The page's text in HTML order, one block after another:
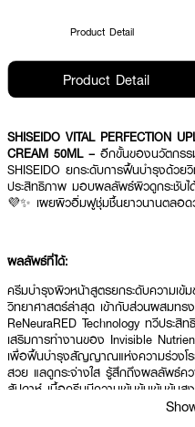
Product Detail
Product Detail
SHISEIDO VITAL PERFECTION
CREAM 50ML – อีกขั้นของนวัตกรร
SHISEIDO ยกระดับการฟื้นบำรุงด้ว
ประสิทธิภาพ มอบผลลัพธ์ผิวดูกระชับได้
💜✨ เผยผิวอิ่มฟูชุ่มชื้นยาวนานตลอด
ผลลัพธ์ที่ได้:
ครีมบำรุงผิวหน้าสูตรยกระดับความเ
วิทยาศาสตร์ล่าสุด เข้ากับส่วนผสมทร
ReNeuraRED Technology ทวีประ
เสริมการทำงานของ Invisible
เพื่อฟื้นบำรุงสัญญาณแห่งความร่วงโ
สวย แลดูกระจ่างใส รู้สึกถึงผลลัพธ์ค
สัปดาห์ เนื้อครีมมีความเข้มข้นเข้มข้
ยาวนาน 24 ชั่วโมง เหมาะสำหรับผู้